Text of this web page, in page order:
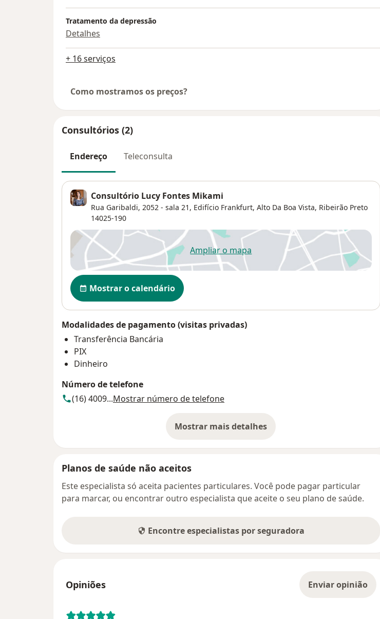
Tratamento da depressão
Detalhes
+ 16 serviços
Como mostramos os preços?
Consultórios (2)
Endereço Teleconsulta
Consultório Lucy Fontes Mikami
Rua Garibaldi, 2052 - sala 21, Edifício Frankfurt, Alto Da Boa Vista, Ribeirão Preto
14025-190
Ampliar o mapaabre num novo separador
Disponibilidade
Mostrar o calendário
Modalidades de pagamento (visitas privadas)
Transferência Bancária
PIX
Dinheiro
Número de telefone
(16) 4009...Mostrar número de telefone
Mostrar mais detalhes
sobre o endereço
Planos de saúde não aceitos
Este especialista só aceita pacientes particulares. Você pode pagar particular
para marcar, ou encontrar outro especialista que aceite o seu plano de saúde.
Encontre especialistas por seguradora
Opiniões Enviar opinião